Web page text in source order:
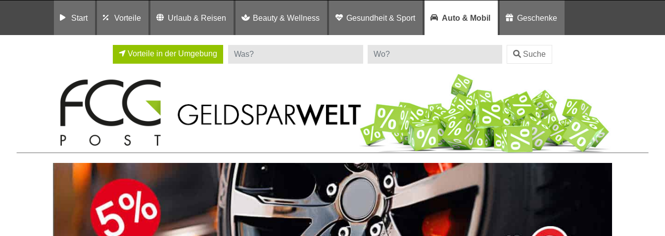
Start Vorteile Urlaub & Reisen Beauty & Wellness Gesundheit & Sport Auto & Mobil Geschenke
Vorteile in der Umgebung Suche